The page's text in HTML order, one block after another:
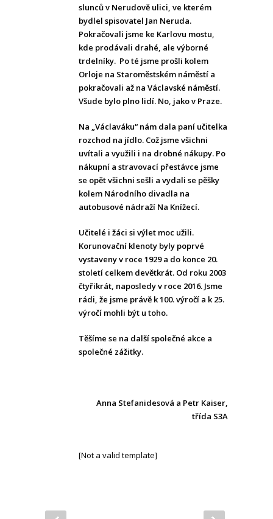
slunců v Nerudově ulici, ve kterém
bydlel spisovatel Jan Neruda.
Pokračovali jsme ke Karlovu mostu,
kde prodávali drahé, ale výborné
trdelníky. Po té jsme prošli kolem
Orloje na Staroměstském náměstí a
pokračovali až na Václavské náměstí.
Všude bylo plno lidí. No, jako v Praze.
Na „Václaváku“ nám dala paní učitelka
rozchod na jídlo. Což jsme všichni
uvítali a využili i na drobné nákupy. Po
nákupní a stravovací přestávce jsme
se opět všichni sešli a vydali se pěšky
kolem Národního divadla na
autobusové nádraží Na Knížecí.
Učitelé i žáci si výlet moc užili.
Korunovační klenoty byly poprvé
vystaveny v roce 1929 a do konce 20.
století celkem devětkrát. Od roku 2003
čtyřikrát, naposledy v roce 2016. Jsme
rádi, že jsme právě k 100. výročí a k 25.
výročí mohli být u toho.
Těšíme se na další společné akce a
společné zážitky.
Anna Stefanidesová a Petr Kaiser,
třída S3A
[Not a valid template]